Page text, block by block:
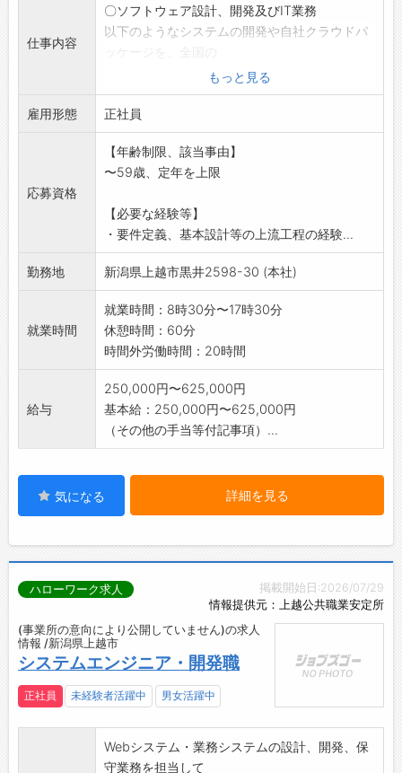
仕事内容
〇ソフトウェア設計、開発及びIT業務
以下のようなシステムの開発や自社クラウドパ
企業へ直接提供しています。大手企業から直請
けで要件定義から設
計、開発、保守までを一括受注しています。
*建設業ソフト(ゼネコン鹿島建設、清水建設、
竹中工務店など)
*設備業ソフト(大手塗装業NIPPO、前田道路な
*製造業ソフト(大手製造業ブルボンなど)
*POSレジシステム(大手スーパーイトーヨーカ
*会員システム(日本で2番目に大きい土木学会)
*JCCクラウド建設事業(全国約150社の顧客)
*AI(人工知能)開発、DX事業を推進中
採用後、業務内容の変更予定範囲:会社の定める
業務
もっと見る
雇用形態 正社員
応募資格
【年齢制限、該当事由】
〜59歳、定年を上限
【必要な経験等】
・要件定義、基本設計等の上流工程の経験...
勤務地 新潟県上越市黒井2598-30 (本社)
就業時間
就業時間：8時30分〜17時30分
休憩時間：60分
時間外労働時間：20時間
給与
250,000円〜625,000円
基本給：250,000円〜625,000円
（その他の手当等付記事項）...
気になる 詳細を見る
掲載開始日:2026/07/29
情報提供元：上越公共職業安定所
ハローワーク求人
(事業所の意向により公開していません)の求人
情報 /新潟県上越市
システムエンジニア・開発職
正社員 未経験者活躍中 男女活躍中
Webシステム・業務システムの設計、開発、保
守業務を担当して